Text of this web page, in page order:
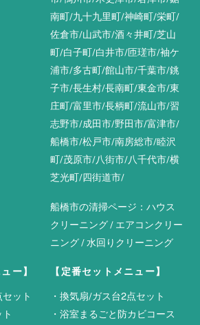
南町/九十九里町/神崎町/栄町/
佐倉市/山武市/酒々井町/芝山
町/白子町/白井市/匝瑳市/袖ケ
浦市/多古町/館山市/千葉市/銚
子市/長生村/長南町/東金市/東
庄町/富里市/長柄町/流山市/習
志野市/成田市/野田市/富津市/
船橋市/松戸市/南房総市/睦沢
町/茂原市/八街市/八千代市/横
芝光町/四街道市/
船橋市の清掃ページ：ハウス
クリーニング/ エアコンクリー
ニング/水回りクリーニング
ー】
ット
【定番セットメニュー】
・換気扇/ガス台2点セット
・浴室まるごと防カビコース